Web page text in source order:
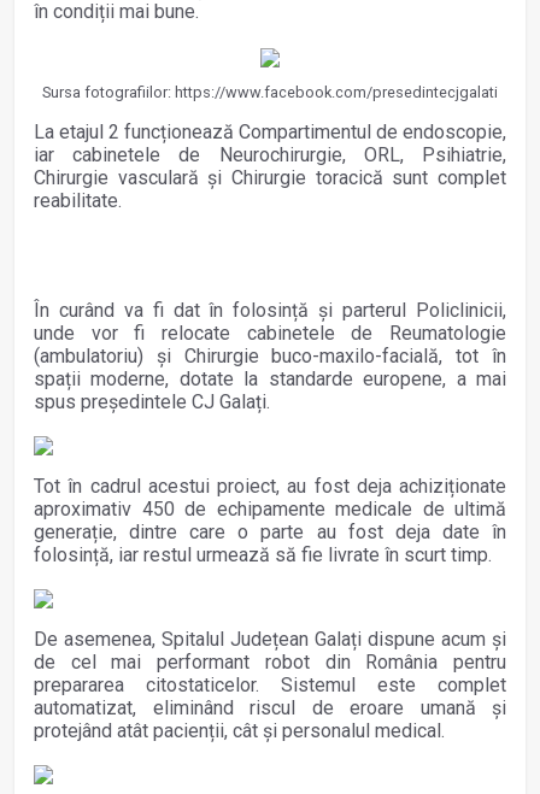
în condiții mai bune.
Sursa fotografiilor: https://www.facebook.com/presedintecjgalati
La etajul 2 funcționează Compartimentul de endoscopie,
iar cabinetele de Neurochirurgie, ORL, Psihiatrie,
Chirurgie vasculară și Chirurgie toracică sunt complet
reabilitate.
În curând va fi dat în folosință și parterul Policlinicii,
unde vor fi relocate cabinetele de Reumatologie
(ambulatoriu) și Chirurgie buco-maxilo-facială, tot în
spații moderne, dotate la standarde europene, a mai
spus președintele CJ Galați.
Tot în cadrul acestui proiect, au fost deja achiziționate
aproximativ 450 de echipamente medicale de ultimă
generație, dintre care o parte au fost deja date în
folosință, iar restul urmează să fie livrate în scurt timp.
De asemenea, Spitalul Județean Galați dispune acum și
de cel mai performant robot din România pentru
prepararea citostaticelor. Sistemul este complet
automatizat, eliminând riscul de eroare umană și
protejând atât pacienții, cât și personalul medical.